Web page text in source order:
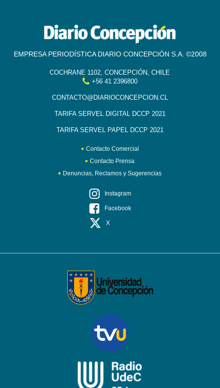
EMPRESA PERIODÍSTICA DIARIO CONCEPCIÓN S.A. ©2008
COCHRANE 1102, CONCEPCIÓN, CHILE
+56 41 2396800
CONTACTO@DIARIOCONCEPCION.CL
TARIFA SERVEL DIGITAL DCCP 2021
TARIFA SERVEL PAPEL DCCP 2021
Contacto Comercial
Contacto Prensa
Denuncias, Reclamos y Sugerencias
Instagram
Facebook
X